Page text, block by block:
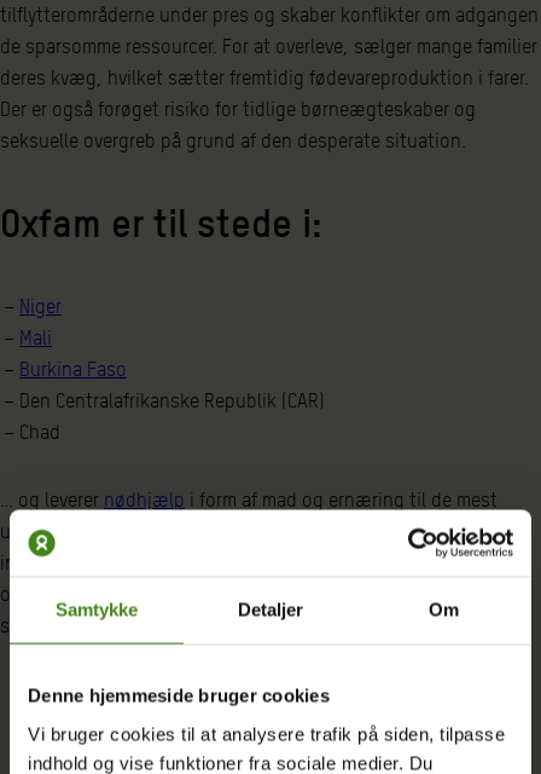
Samtykke Detaljer Om
Denne hjemmeside bruger cookies
Vi bruger cookies til at analysere trafik på siden, tilpasse
indhold og vise funktioner fra sociale medier. Du
tilflytterområderne under pres og skaber konflikter om adgangen
de sparsomme ressourcer. For at overleve, sælger mange familier
deres kvæg, hvilket sætter fremtidig fødevareproduktion i farer.
Der er også forøget risiko for tidlige børneægteskaber og
seksuelle overgreb på grund af den desperate situation.
Oxfam er til stede i:
Niger
Mali
Burkina Faso
Den Centralafrikanske Republik (CAR)
Chad
… og leverer nødhjælp i form af mad og ernæring til de mest
udsatte. Samtidig arbejder Oxfam langsigtet med at skabe
indkomstgenerende aktiviteter, forbedre adgangen til rent vand
og øge beskyttelsen af udsatte grupper, som vi ved er særligt
sårbare for overgreb når der er mangel på mad i samfundet.